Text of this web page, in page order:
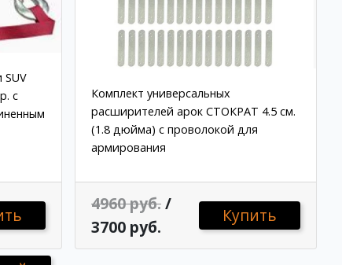
SUV
с
Комплект универсальных
расширителей арок СТОКРАТ 4.5 см.
(1.8 дюйма) с проволокой для
армирования
4960 руб./
3700 руб.
Купить